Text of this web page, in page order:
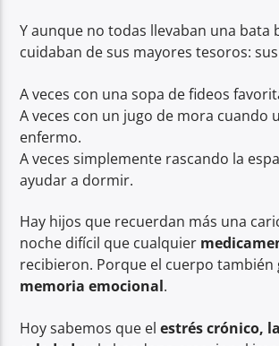
Y aunque no todas llevaban una bata
cuidaban de sus mayores tesoros:
A veces con una sopa de fideos
A veces con un jugo de mora cuando
enfermo.
A veces simplemente rascando la
ayudar a dormir.
Hay hijos que recuerdan más una
noche difícil que cualquier
recibieron. Porque el cuerpo también
memoria emocional.
Hoy sabemos que elestrés crónico,